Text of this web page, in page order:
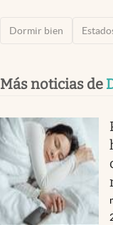
Dormir bien
Más noticias de